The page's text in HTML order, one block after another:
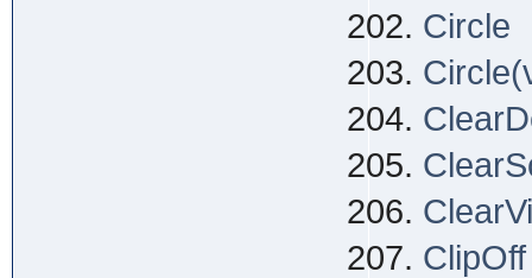
Circle
ClipOff